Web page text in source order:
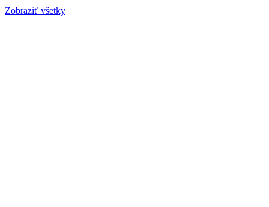
Zobraziť všetky